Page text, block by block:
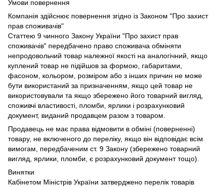
Умови повернення
Компанія здійснює повернення згідно із Законом "Про захист
прав споживачів"
Статтею 9 чинного Закону України "Про захист прав
споживачів" передбачено право споживача обміняти
непродовольчий товар належної якості на аналогічний, якщо
куплений товар не підійшов за формою, габаритами,
фасоном, кольором, розміром або з інших причин не може
бути використаний за призначенням, якщо цей товар не
використовували та якщо збережено його товарний вигляд,
споживчі властивості, пломби, ярлики і розрахунковий
документ, виданий продавцем разом з товаром.
Продавець не має права відмовити в обміні (поверненні)
товару, не включеного до переліку, якщо він відповідає всім
вимогам, передбаченим ст. 9 Закону (збережено товарний
вигляд, ярлики, пломби, є розрахунковий документ тощо).
Винятки
Кабінетом Міністрів України затверджено перелік товарів